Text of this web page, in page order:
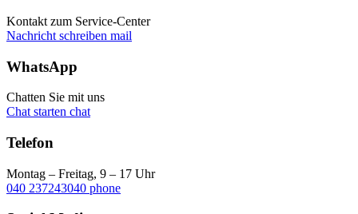
Kontakt zum Service-Center
Nachricht schreiben mail
WhatsApp
Chatten Sie mit uns
Chat starten chat
Telefon
Montag – Freitag, 9 – 17 Uhr
040 237243040 phone